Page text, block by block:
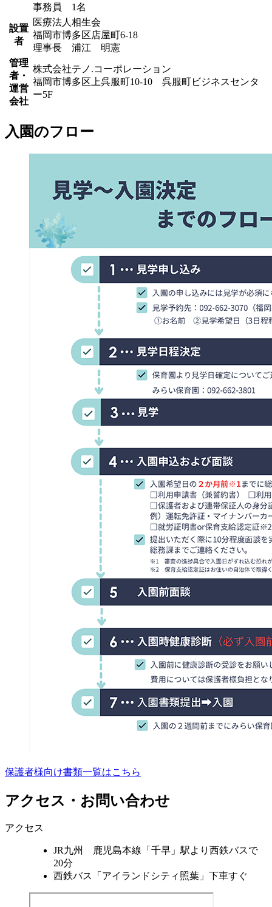
事務員 1名
設置
者
医療法人相生会
福岡市博多区店屋町6-18
理事長 浦江 明憲
管理
者・
運営
会社
株式会社テノ.コーポレーション
福岡市博多区上呉服町10-10 呉服町ビジネスセンタ
ー5F
入園のフロー
保護者様向け書類一覧はこちら
アクセス・お問い合わせ
アクセス
JR九州 鹿児島本線「千早」駅より西鉄バスで
20分
西鉄バス「アイランドシティ照葉」下車すぐ